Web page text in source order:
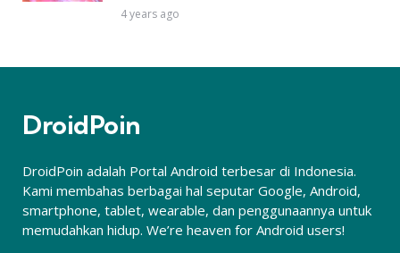
4 years ago
DroidPoin
DroidPoin adalah Portal Android terbesar di Indonesia.
Kami membahas berbagai hal seputar Google, Android,
smartphone, tablet, wearable, dan penggunaannya untuk
memudahkan hidup. We’re heaven for Android users!